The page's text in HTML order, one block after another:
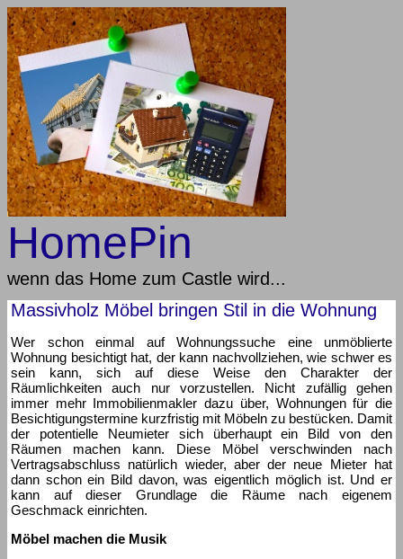
HomePin
wenn das Home zum Castle wird...
Massivholz Möbel bringen Stil in die Wohnung
Wer schon einmal auf Wohnungssuche eine unmöblierte
Wohnung besichtigt hat, der kann nachvollziehen, wie schwer es
sein kann, sich auf diese Weise den Charakter der
Räumlichkeiten auch nur vorzustellen. Nicht zufällig gehen
immer mehr Immobilienmakler dazu über, Wohnungen für die
Besichtigungstermine kurzfristig mit Möbeln zu bestücken. Damit
der potentielle Neumieter sich überhaupt ein Bild von den
Räumen machen kann. Diese Möbel verschwinden nach
Vertragsabschluss natürlich wieder, aber der neue Mieter hat
dann schon ein Bild davon, was eigentlich möglich ist. Und er
kann auf dieser Grundlage die Räume nach eigenem
Geschmack einrichten.
Möbel machen die Musik